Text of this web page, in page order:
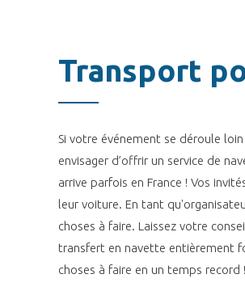
Transport
Si votre événement se déroule
envisager d’offrir un service de
arrive parfois en France ! Vos
leur voiture. En tant
choses à faire. Laissez votre
transfert en navette entièrement
choses à faire en un temps record !